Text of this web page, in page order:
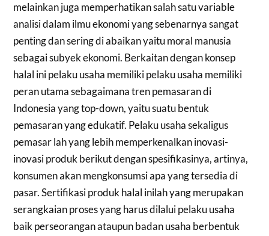
melainkan juga memperhatikan salah satu variable
analisi dalam ilmu ekonomi yang sebenarnya sangat
penting dan sering di abaikan yaitu moral manusia
sebagai subyek ekonomi. Berkaitan dengan konsep
halal ini pelaku usaha memiliki pelaku usaha memiliki
peran utama sebagaimana tren pemasaran di
Indonesia yang top-down, yaitu suatu bentuk
pemasaran yang edukatif. Pelaku usaha sekaligus
pemasar lah yang lebih memperkenalkan inovasi-
inovasi produk berikut dengan spesifikasinya, artinya,
konsumen akan mengkonsumsi apa yang tersedia di
pasar. Sertifikasi produk halal inilah yang merupakan
serangkaian proses yang harus dilalui pelaku usaha
baik perseorangan ataupun badan usaha berbentuk